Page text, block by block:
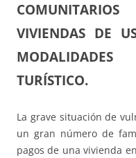
VIVIENDAS DE
TURÍSTICO.
La grave situación de
un gran número de
pagos de una vivienda